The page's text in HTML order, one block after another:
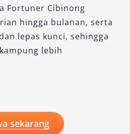
Fortuner Cibinong
hingga bulanan, serta
lepas kunci, sehingga
lebih
sekarang